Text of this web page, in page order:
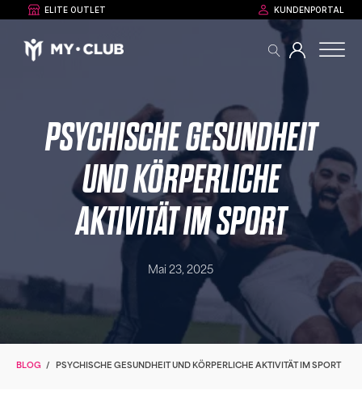
ELITE OUTLET KUNDENPORTAL
PSYCHISCHE GESUNDHEIT
UND KÖRPERLICHE
AKTIVITÄT IM SPORT
Mai 23, 2025
BLOG / PSYCHISCHE GESUNDHEIT UND KÖRPERLICHE AKTIVITÄT IM SPORT